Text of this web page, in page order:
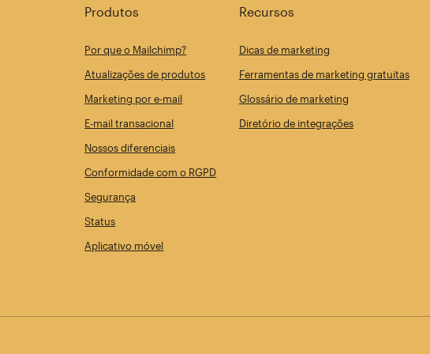
Produtos
Por que o Mailchimp?
Atualizações de produtos
Marketing por e-mail
E-mail transacional
Nossos diferenciais
Conformidade com o RGPD
Segurança
Status
Aplicativo móvel
Recursos
Dicas de marketing
Ferramentas de marketing gratuitas
Glossário de marketing
Diretório de integrações